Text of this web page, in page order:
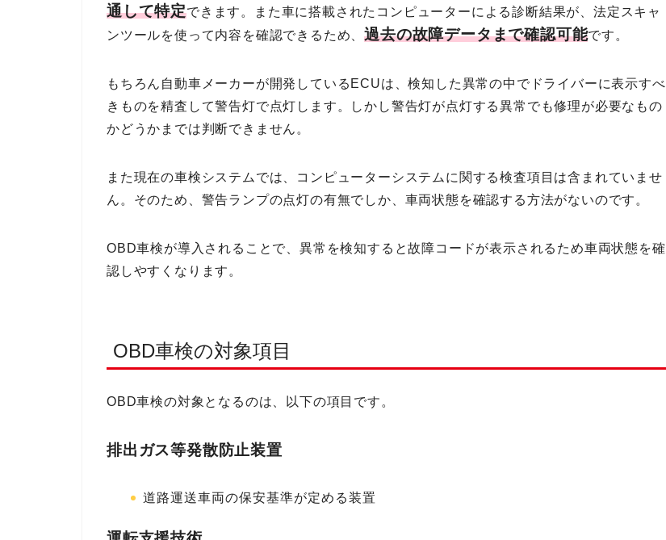
通して特定できます。また車に搭載されたコンピューターによる診断結果が、法定スキャ
ンツールを使って内容を確認できるため、過去の故障データまで確認可能です。
もちろん自動車メーカーが開発しているECUは、検知した異常の中でドライバーに表示すべ
きものを精査して警告灯で点灯します。しかし警告灯が点灯する異常でも修理が必要なもの
かどうかまでは判断できません。
また現在の車検システムでは、コンピューターシステムに関する検査項目は含まれていませ
ん。そのため、警告ランプの点灯の有無でしか、車両状態を確認する方法がないのです。
OBD車検が導入されることで、異常を検知すると故障コードが表示されるため車両状態を確
認しやすくなります。
OBD車検の対象項目
OBD車検の対象となるのは、以下の項目です。
排出ガス等発散防止装置
道路運送車両の保安基準が定める装置